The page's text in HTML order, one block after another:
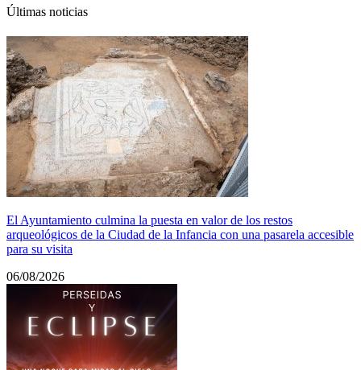
Últimas noticias
El Ayuntamiento culmina la puesta en valor de los restos
arqueológicos de la Ciudad de la Infancia con una pasarela accesible
para su visita
06/08/2026